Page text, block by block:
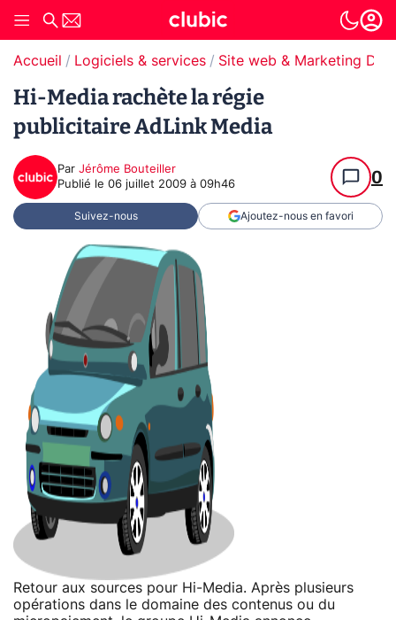
Accueil Logiciels & services Site web & Marketing
Hi-Media rachète la régie
publicitaire AdLink Media
Par Jérôme Bouteiller
Publié le 06 juillet 2009 à 09h46 0
Suivez-nous Ajoutez-nous en favori
Retour aux sources pour Hi-Media. Après plusieurs
opérations dans le domaine des contenus ou du